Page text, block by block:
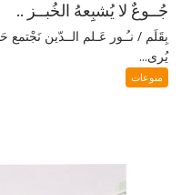
جُــوعٌ لا يُشبِعهُ الخُبــز ..
بِقَلَم / نـُـور عَـلم الــدّين
يُرى...
منوعات